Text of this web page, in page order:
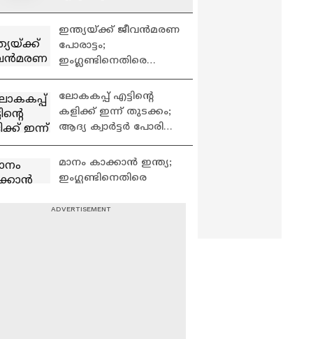
ഫിഫയ്ക്ക് പരാതി
ഇന്ത്യയ്ക്ക് ജീവൻമരണ
പോരാട്ടം;
ഇംഗ്ലണ്ടിനെതിരെ
ലോകകപ്പ് എട്ടിന്റെ
കളിക്ക് ഇന്ന് തുടക്കം;
ആദ്യ ക്വാര്‍ട്ടര്‍ പോരിൽ
മൊറോക്കോയെ
നേരിടും
മാനം കാക്കാൻ ഇന്ത്യ;
ഇംഗ്ലണ്ടിനെതിരെ
ഇന്ന്